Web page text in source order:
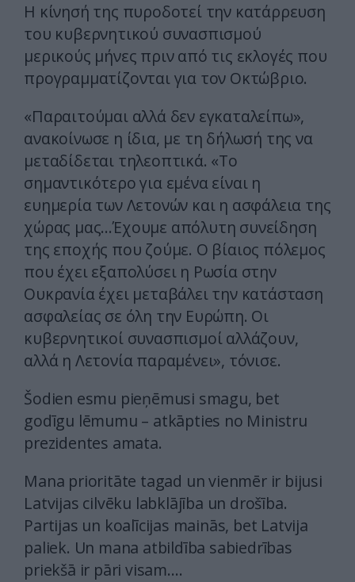
Η κίνησή της πυροδοτεί την κατάρρευση
του κυβερνητικού συνασπισμού
μερικούς μήνες πριν από τις εκλογές που
προγραμματίζονται για τον Οκτώβριο.
«Παραιτούμαι αλλά δεν εγκαταλείπω»,
ανακοίνωσε η ίδια, με τη δήλωσή της να
μεταδίδεται τηλεοπτικά. «Το
σημαντικότερο για εμένα είναι η
ευημερία των Λετονών και η ασφάλεια της
χώρας μας…Έχουμε απόλυτη συνείδηση
της εποχής που ζούμε. Ο βίαιος πόλεμος
που έχει εξαπολύσει η Ρωσία στην
Ουκρανία έχει μεταβάλει την κατάσταση
ασφαλείας σε όλη την Ευρώπη. Οι
κυβερνητικοί συνασπισμοί αλλάζουν,
αλλά η Λετονία παραμένει», τόνισε.
Šodien esmu pieņēmusi smagu, bet
godīgu lēmumu – atkāpties no Ministru
prezidentes amata.
Mana prioritāte tagad un vienmēr ir bijusi
Latvijas cilvēku labklājība un drošība.
Partijas un koalīcijas mainās, bet Latvija
paliek. Un mana atbildība sabiedrības
priekšā ir pāri visam.…